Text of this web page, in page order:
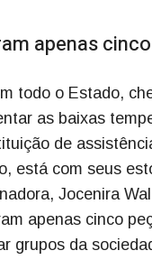
apenas
todo o Estado,
as baixas
de
está com seus
Jocenira
apenas cinco
grupos da